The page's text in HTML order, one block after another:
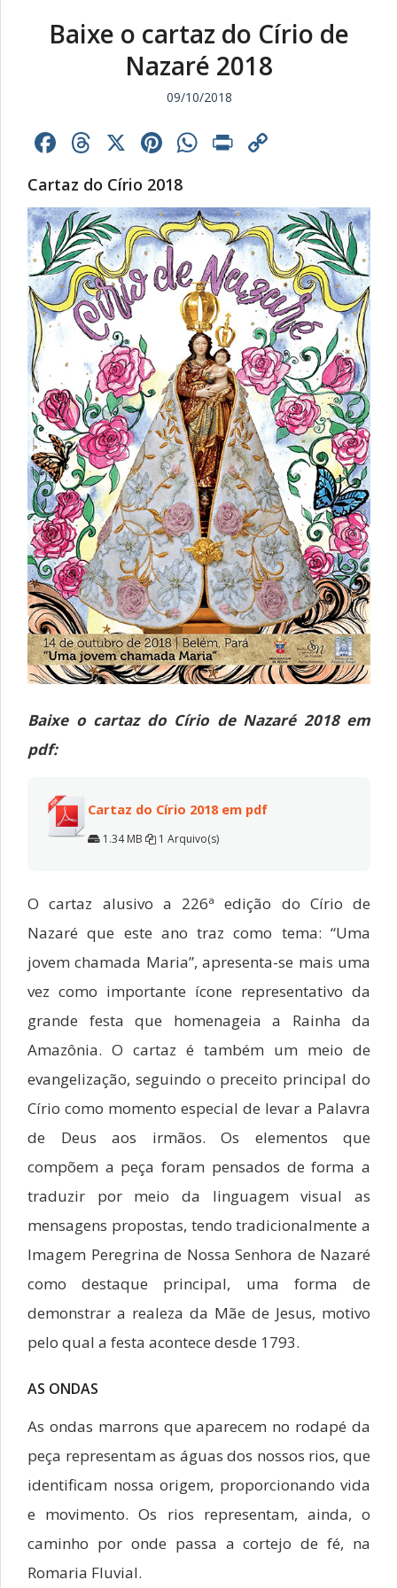
Baixe o cartaz do Círio de
Nazaré 2018
09/10/2018
Facebook
Threads
X Pinterest
WhatsApp
Print
Cartaz do Círio 2018
Baixe o cartaz do Círio de Nazaré 2018 em
pdf:
Cartaz do Círio 2018 em pdf
1.34 MB 1 Arquivo(s)
O cartaz alusivo a 226ª edição do Círio de
Nazaré que este ano traz como tema: “Uma
jovem chamada Maria”, apresenta-se mais uma
vez como importante ícone representativo da
grande festa que homenageia a Rainha da
Amazônia. O cartaz é também um meio de
evangelização, seguindo o preceito principal do
Círio como momento especial de levar a Palavra
de Deus aos irmãos. Os elementos que
compõem a peça foram pensados de forma a
traduzir por meio da linguagem visual as
mensagens propostas, tendo tradicionalmente a
Imagem Peregrina de Nossa Senhora de Nazaré
como destaque principal, uma forma de
demonstrar a realeza da Mãe de Jesus, motivo
pelo qual a festa acontece desde 1793.
AS ONDAS
As ondas marrons que aparecem no rodapé da
peça representam as águas dos nossos rios, que
identificam nossa origem, proporcionando vida
e movimento. Os rios representam, ainda, o
caminho por onde passa a cortejo de fé, na
Romaria Fluvial.